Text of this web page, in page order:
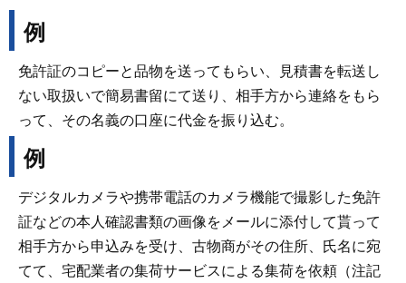
例
免許証のコピーと品物を送ってもらい、見積書を転送し
ない取扱いで簡易書留にて送り、相手方から連絡をもら
って、その名義の口座に代金を振り込む。
例
デジタルカメラや携帯電話のカメラ機能で撮影した免許
証などの本人確認書類の画像をメールに添付して貰って
相手方から申込みを受け、古物商がその住所、氏名に宛
てて、宅配業者の集荷サービスによる集荷を依頼（注記